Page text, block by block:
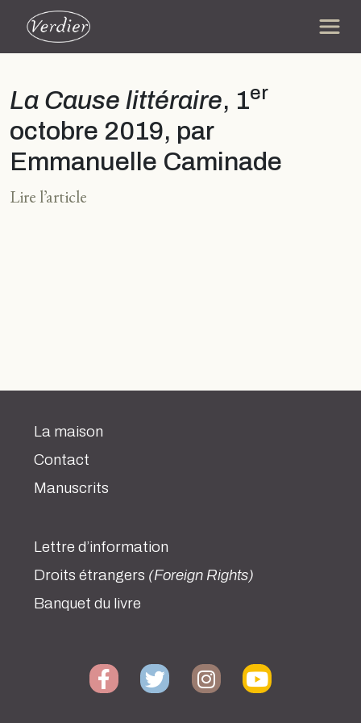
La Cause littéraire, 1er
octobre 2019, par
Emmanuelle Caminade
Lire l’article
La maison
Contact
Manuscrits
Lettre d’information
Droits étrangers (Foreign Rights)
Banquet du livre